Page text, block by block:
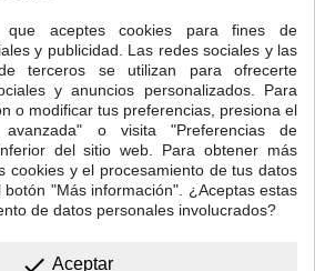
>
aceptes cookies para fines de
y publicidad. Las redes sociales y las
terceros se utilizan para ofrecerte
y anuncios personalizados. Para
o modificar tus preferencias, presiona el
avanzada" o visita "Preferencias de
del sitio web. Para obtener más
cookies y el procesamiento de tus datos
"Más información". ¿Aceptas estas
de datos personales involucrados?
done Aceptar